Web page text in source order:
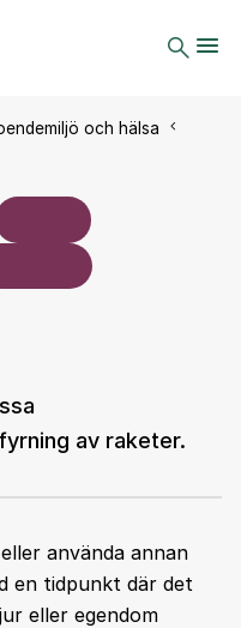
och hälsa
av raketer.
använda annan
en tidpunkt där det
eller egendom